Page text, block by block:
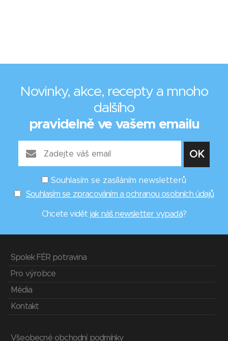
Novinky, akce, recepty a mnoho
dalšího
pravidelně ve vašem emailu
Souhlasím se zasíláním newsletterů
Souhlasím se zpracováním a ochranou osobních údajů
Chcete vidět jak náš newsletter vypadá?
Spolek FÉR potravina
Pro výrobce
Média
Kontakt
Všeobecné obchodní podmínky